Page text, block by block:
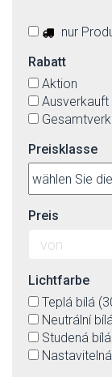
nur
Rabatt
Aktion
Ausverkauft
Preisklasse
Preis
Lichtfarbe
Teplá bílá
Neutrální
Studená